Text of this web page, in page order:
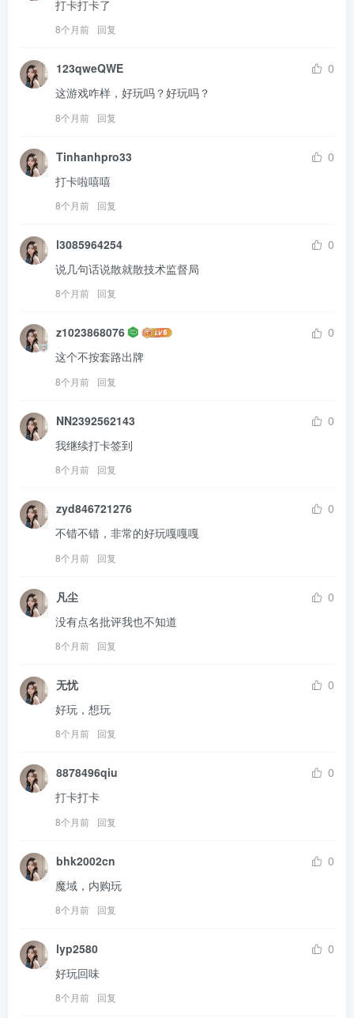
打卡打卡了
8个月前 回复
123qweQWE
0
这游戏咋样，好玩吗？好玩吗？
8个月前 回复
Tinhanhpro33
0
打卡啦嘻嘻
8个月前 回复
l3085964254
0
说几句话说散就散技术监督局
8个月前 回复
z1023868076
0
这个不按套路出牌
8个月前 回复
NN2392562143
0
我继续打卡签到
8个月前 回复
zyd846721276
0
不错不错，非常的好玩嘎嘎嘎
8个月前 回复
凡尘
0
没有点名批评我也不知道
8个月前 回复
无忧
0
好玩，想玩
8个月前 回复
8878496qiu
0
打卡打卡
8个月前 回复
bhk2002cn
0
魔域，内购玩
8个月前 回复
lyp2580
0
好玩回味
8个月前 回复